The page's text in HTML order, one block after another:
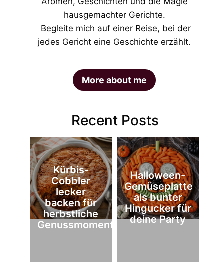
hausgemachter Gerichte.
Begleite mich auf einer Reise, bei der
jedes Gericht eine Geschichte erzählt.
More about me
Recent Posts
Kürbis-
Cobbler
lecker
backen für
herbstliche
Genussmomente
Halloween-
Gemüseplatte
als bunter
Hingucker für
deine Party